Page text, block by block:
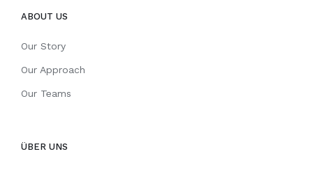
ABOUT US
Our Story
Our Approach
Our Teams
ÜBER UNS